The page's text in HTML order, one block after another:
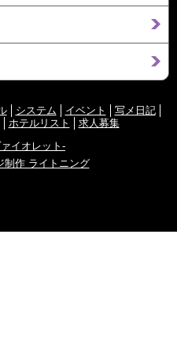
システム イベント
写メ日記
ホテルリスト
求人募集
イオレット-
制作 ライトニング